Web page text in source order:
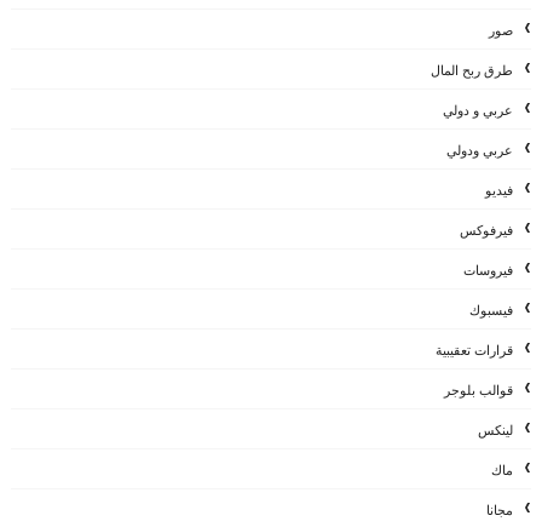
صور
طرق ربح المال
عربي و دولي
عربي ودولي
فيديو
فيرفوكس
فيروسات
فيسبوك
قرارات تعقيبية
قوالب بلوجر
لينكس
ماك
مجانا